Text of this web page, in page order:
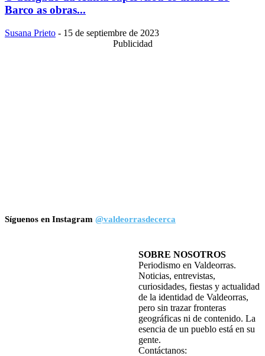
Barco as obras...
Susana Prieto - 15 de septiembre de 2023
Publicidad
Síguenos en Instagram @valdeorrasdecerca
SOBRE NOSOTROS
Periodismo en Valdeorras.
Noticias, entrevistas,
curiosidades, fiestas y actualidad
de la identidad de Valdeorras,
pero sin trazar fronteras
geográficas ni de contenido. La
esencia de un pueblo está en su
gente.
Contáctanos: